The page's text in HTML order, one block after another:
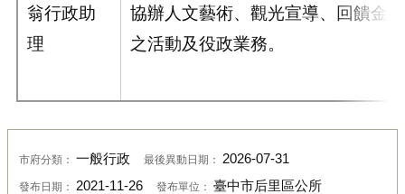
翁行政助
理
協辦人文藝術、觀光宣導、回饋金
之活動及役政業務。
市府分類： 一般行政 最後異動日期： 2026-07-31
發布日期： 2021-11-26 發布單位： 臺中市后里區公所